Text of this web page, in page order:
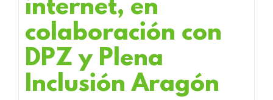
internet, en
colaboración con
DPZ y Plena
Inclusión Aragón